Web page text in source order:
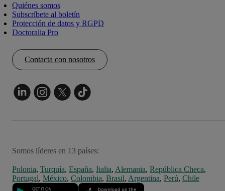
Quiénes somos
Subscríbete al boletín
Protección de datos y RGPD
Doctoralia Pro
Contacta con nosotros
Somos líderes en 13 países:
Polonia, Turquía, España, Italia, Alemania, República Checa,
Portugal, México, Colombia, Brasil, Argentina, Perú, Chile